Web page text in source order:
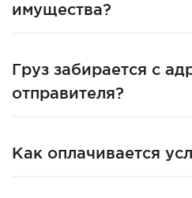
имущества?
Груз забирается с
отправителя?
Как оплачивается